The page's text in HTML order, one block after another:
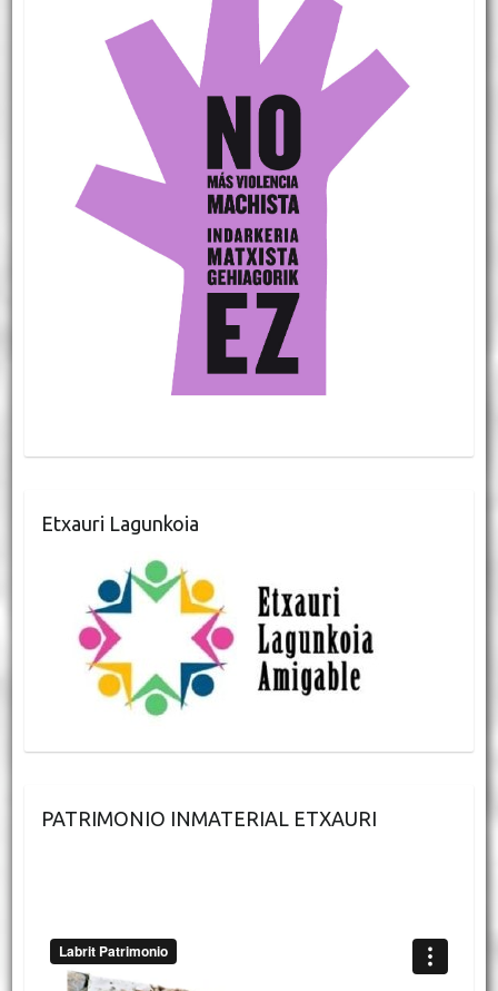
Etxauri Lagunkoia
PATRIMONIO INMATERIAL ETXAURI